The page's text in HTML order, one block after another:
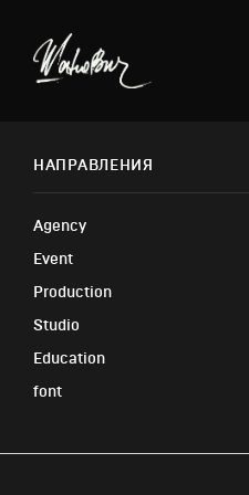
НАПРАВЛЕНИЯ
Agency
Event
Production
Studio
Education
font